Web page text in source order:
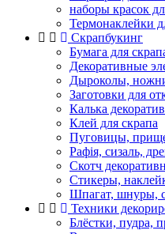
наборы красок
Термонаклейки
Скрапбукинг
Бумага для
Декоративные
Дыроколы,
Заготовки для
Калька
Клей для скрапа
Пуговицы,
Рафія, сизаль,
Скотч
Стикеры,
Шпагат, шнуры,
Техники
Блёстки, пудра,